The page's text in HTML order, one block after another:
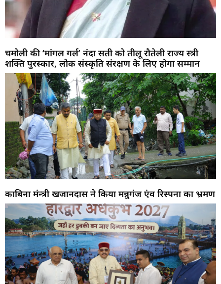
चमोली की ‘मांगल गर्ल’ नंदा सती को तीलू रौतेली राज्य स्त्री
शक्ति पुरस्कार, लोक संस्कृति संरक्षण के लिए होगा सम्मान
काबिना मंन्त्री खजानदास ने किया मन्नुगंज एंव रिस्पना का भ्रमण